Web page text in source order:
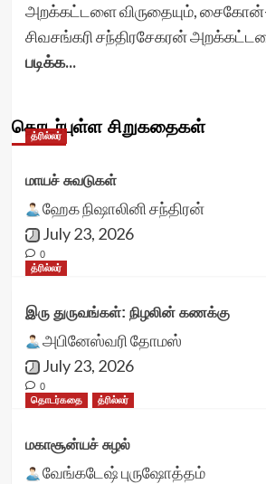
அறக்கட்டளை விருதையும், சைகோன்-
சிவசங்கரி சந்திரசேகரன்
படிக்க...
தொடர்புள்ள சிறுகதைகள்
த்ரில்லர்
மாயச் சுவடுகள்
ஹேக நிஷாலினி சந்திரன்
July 23, 2026
0
த்ரில்லர்
இரு துருவங்கள்: நிழலின் கணக்கு
அபினேஸ்வரி தோமஸ்
July 23, 2026
0
தொடர்கதை
த்ரில்லர்
மகாசூன்யச் சுழல்
வேங்கடேஷ் புருஷோத்தம்